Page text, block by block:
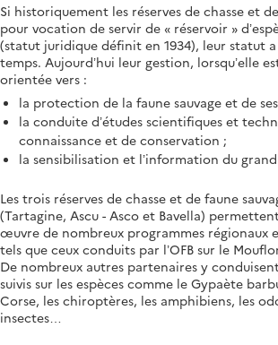
Si historiquement les réserves de chasse et
pour vocation de servir de « réservoir »
(statut juridique définit en 1934), leur statut
temps. Aujourd’hui leur gestion, lorsqu’elle
orientée vers :
la protection de la faune sauvage et de
la conduite d’études scientifiques et
connaissance et de conservation ;
la sensibilisation et l’information du
Les trois réserves de chasse et de faune
(Tartagine, Ascu - Asco et Bavella)
œuvre de nombreux programmes régionaux
tels que ceux conduits par l’OFB sur le
De nombreux autres partenaires y
suivis sur les espèces comme le Gypaète
Corse, les chiroptères, les amphibiens, les
insectes…